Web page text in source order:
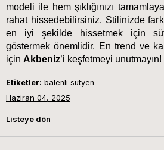
modeli ile hem şıklığınızı
rahat hissedebilirsiniz. Stilinizde
en iyi şekilde hissetmek için
göstermek önemlidir. En trend ve
için Akbeniz’i keşfetmeyi unutmayın!
Etiketler: balenli sütyen
Haziran 04, 2025
Listeye dön